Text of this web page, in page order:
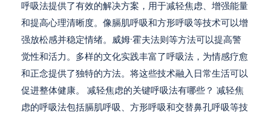
呼吸法提供了有效的解决方案，用于减轻焦虑、增强能量
和提高心理清晰度。像膈肌呼吸和方形呼吸等技术可以增
强放松感并稳定情绪。威姆·霍夫法则等方法可以提高警
觉性和活力。多样的文化实践丰富了呼吸法，为情感疗愈
和正念提供了独特的方法。将这些技术融入日常生活可以
促进整体健康。 减轻焦虑的关键呼吸法有哪些？ 减轻焦
虑的呼吸法包括膈肌呼吸、方形呼吸和交替鼻孔呼吸等技